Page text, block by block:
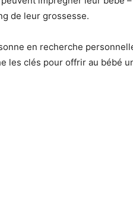
de leur grossesse.
en recherche
les clés pour offrir au bébé